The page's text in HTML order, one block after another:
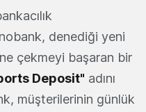
denediği yeni
çekmeyi başaran bir
Deposit" adını
müşterilerinin günlük